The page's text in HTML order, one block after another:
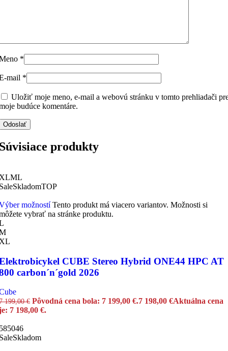
*
mail *
Uložiť moje meno, e-mail a webovú stránku v tomto prehliadači
budúce komentáre.
produkty
ML
SkladomTOP
možností Tento produkt má viacero variantov. Možnosti si
vybrať na stránke produktu.
CUBE Stereo Hybrid ONE44 HPC AT
carbon´n´gold 2026
199,00€ Pôvodná cena bola: 7 199,00 €.7 198,00 €Aktuálna cena
7 198,00 €.
5046
Skladom